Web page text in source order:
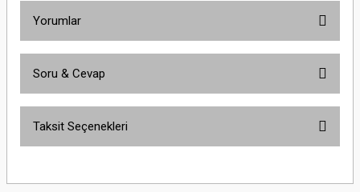
Yorumlar
Soru & Cevap
Soru Sor
Taksit Seçenekleri